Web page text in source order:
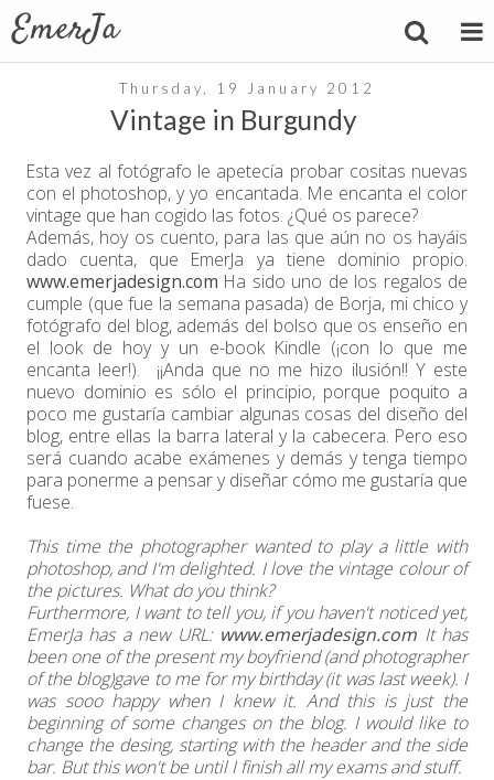
Thursday, 19 January 2012
Vintage in Burgundy
Esta vez al fotógrafo le apetecía probar cositas nuevas
con el photoshop, y yo encantada. Me encanta el color
vintage que han cogido las fotos. ¿Qué os parece?
Además, hoy os cuento, para las que aún no os hayáis
dado cuenta, que EmerJa ya tiene dominio propio.
www.emerjadesign.com Ha sido uno de los regalos de
cumple (que fue la semana pasada) de Borja, mi chico y
fotógrafo del blog, además del bolso que os enseño en
el look de hoy y un e-book Kindle (¡con lo que me
encanta leer!). ¡¡Anda que no me hizo ilusión!! Y este
nuevo dominio es sólo el principio, porque poquito a
poco me gustaría cambiar algunas cosas del diseño del
blog, entre ellas la barra lateral y la cabecera. Pero eso
será cuando acabe exámenes y demás y tenga tiempo
para ponerme a pensar y diseñar cómo me gustaría que
fuese.
This time the photographer wanted to play a little with
photoshop, and I'm delighted. I love the vintage colour of
the pictures. What do you think?
Furthermore, I want to tell you, if you haven't noticed yet,
EmerJa has a new URL: www.emerjadesign.com It has
been one of the present my boyfriend (and photographer
of the blog)gave to me for my birthday (it was last week). I
was sooo happy when I knew it. And this is just the
beginning of some changes on the blog. I would like to
change the desing, starting with the header and the side
bar. But this won't be until I finish all my exams and stuff.